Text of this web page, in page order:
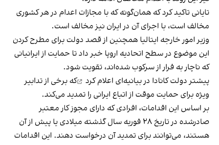
تایانی تاکید کرد که همان‌گونه که با مجازات اعدام در هر کشوری
مخالف است، با اجرای آن در ایران نیز مخالف است.
وزیر امور خارجه ایتالیا همچنین از قصد دولت برای مطرح کردن
این موضوع در سطح اتحادیه اروپا خبر داد تا حمایت از ایرانیانی
که ناچار به فرار از سرکوب شده‌اند، تقویت شود.
پیشتر دولت کانادا در بیانیه‌ای اعلام کرد
که برخی از تدابیر
ویژه برای حمایت موقت از اتباع ایرانی را تمدید می‌کند.
بر اساس این اقدامات، افرادی که دارای مجوز کار معتبر
صادرشده در تاریخ ۲۸ فوریه سال گذشته میلادی یا پیش از آن
هستند، می‌توانند برای تمدید آن درخواست دهند. این اقدامات